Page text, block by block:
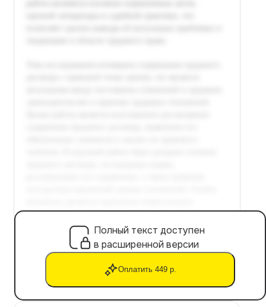
Полный текст доступен
в расширенной версии
Оплатить 449 р.